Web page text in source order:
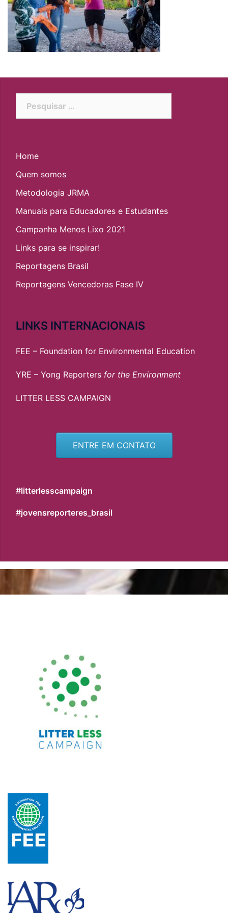
Home
Quem somos
Metodologia JRMA
Manuais para Educadores e Estudantes
Campanha Menos Lixo 2021
Links para se inspirar!
Reportagens Brasil
Reportagens Vencedoras Fase IV
LINKS INTERNACIONAIS
FEE – Foundation for Environmental Education
YRE – Yong Reporters for the Environment
LITTER LESS CAMPAIGN
ENTRE EM CONTATO
#litterlesscampaign
#jovensreporteres_brasil